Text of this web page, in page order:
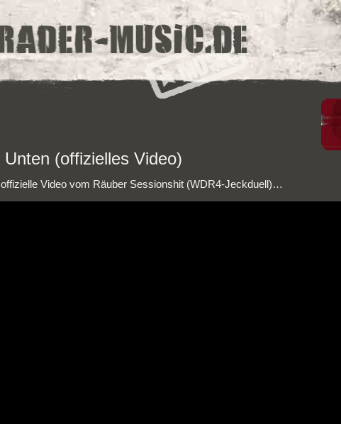
Unten (offizielles Video)
Video vom Räuber Sessionshit (WDR4-Jeckduell)…